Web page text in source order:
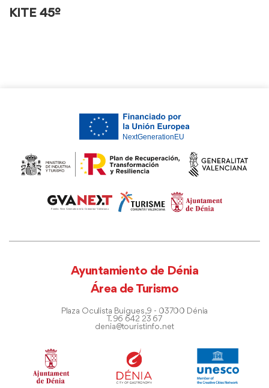
KITE 45º
Ayuntamiento de Dénia
Área de Turismo
Plaza Oculista Buigues, 9 - 03700 Dénia
T. 96 642 23 67
denia@touristinfo.net